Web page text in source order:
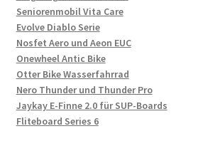
Seniorenmobil Vita Care
Evolve Diablo Serie
Nosfet Aero und Aeon EUC
Onewheel Antic Bike
Otter Bike Wasserfahrrad
Nero Thunder und Thunder Pro
Jaykay E-Finne 2.0 für SUP-Boards
Fliteboard Series 6